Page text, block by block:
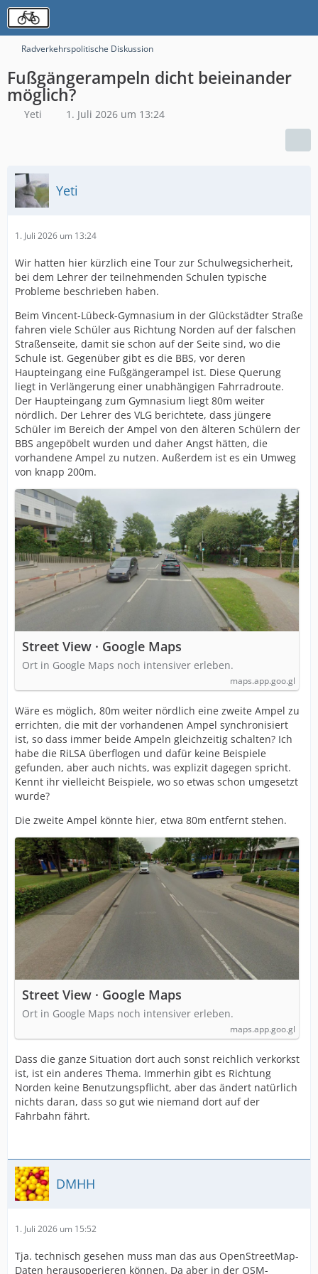
Radverkehrspolitische Diskussion
Fußgängerampeln dicht beieinander
möglich?
Yeti 1. Juli 2026 um 13:24
Yeti
1. Juli 2026 um 13:24
Wir hatten hier kürzlich eine Tour zur Schulwegsicherheit,
bei dem Lehrer der teilnehmenden Schulen typische
Probleme beschrieben haben.
Beim Vincent-Lübeck-Gymnasium in der Glückstädter Straße
fahren viele Schüler aus Richtung Norden auf der falschen
Straßenseite, damit sie schon auf der Seite sind, wo die
Schule ist. Gegenüber gibt es die BBS, vor deren
Haupteingang eine Fußgängerampel ist. Diese Querung
liegt in Verlängerung einer unabhängigen Fahrradroute.
Der Haupteingang zum Gymnasium liegt 80m weiter
nördlich. Der Lehrer des VLG berichtete, dass jüngere
Schüler im Bereich der Ampel von den älteren Schülern der
BBS angepöbelt wurden und daher Angst hätten, die
vorhandene Ampel zu nutzen. Außerdem ist es ein Umweg
von knapp 200m.
Street View · Google Maps
Ort in Google Maps noch intensiver erleben.
maps.app.goo.gl
Wäre es möglich, 80m weiter nördlich eine zweite Ampel zu
errichten, die mit der vorhandenen Ampel synchronisiert
ist, so dass immer beide Ampeln gleichzeitig schalten? Ich
habe die RiLSA überflogen und dafür keine Beispiele
gefunden, aber auch nichts, was explizit dagegen spricht.
Kennt ihr vielleicht Beispiele, wo so etwas schon umgesetzt
wurde?
Die zweite Ampel könnte hier, etwa 80m entfernt stehen.
Street View · Google Maps
Ort in Google Maps noch intensiver erleben.
maps.app.goo.gl
Dass die ganze Situation dort auch sonst reichlich verkorkst
ist, ist ein anderes Thema. Immerhin gibt es Richtung
Norden keine Benutzungspflicht, aber das ändert natürlich
nichts daran, dass so gut wie niemand dort auf der
Fahrbahn fährt.
DMHH
1. Juli 2026 um 15:52
Tja. technisch gesehen muss man das aus OpenStreetMap-
Daten herausoperieren können. Da aber in der OSM-